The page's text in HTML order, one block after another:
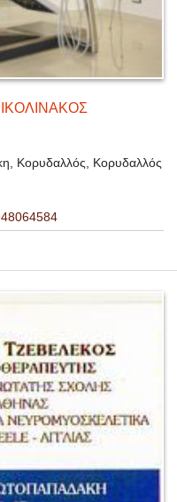
Κορυδαλλός, Κορυδαλλός